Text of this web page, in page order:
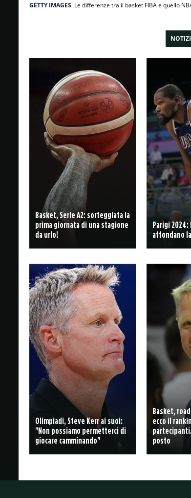
GETTY IMAGES Le differenze tra il basket FIBA e quello
Basket, Serie A2: sorteggiata la
prima giornata di una stagione
da urlo!
Parigi 2024:
affondano
Olimpiadi, Steve Kerr ai suoi:
"Non possiamo permetterci di
giocare camminando"
Basket,
ecco il
partecipanti.
posto